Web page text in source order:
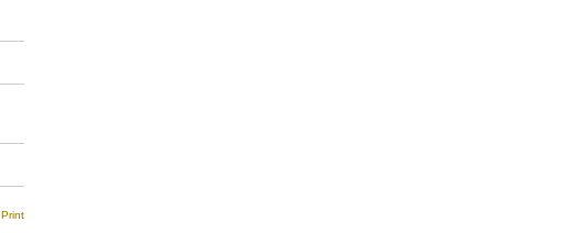
Print